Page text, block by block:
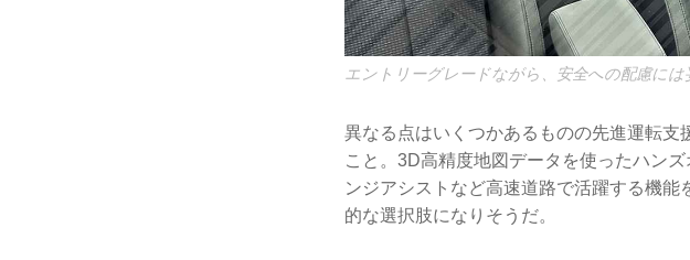
エントリーグレードながら、安全への配慮には
異なる点はいくつかあるものの先進運転支
こと。3D高精度地図データを使ったハン
ンジアシストなど高速道路で活躍する機
的な選択肢になりそうだ。